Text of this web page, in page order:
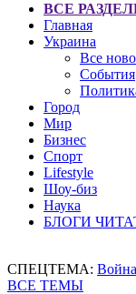
ВСЕ
Главная
Украина
Все
События
Город
Мир
Бизнес
Спорт
Lifestyle
Шоу-биз
Наука
БЛОГИ
СПЕЦТЕМА:
ВСЕ ТЕМЫ